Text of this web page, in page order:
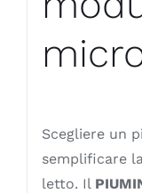
Scegliere un
semplificare
letto. Il